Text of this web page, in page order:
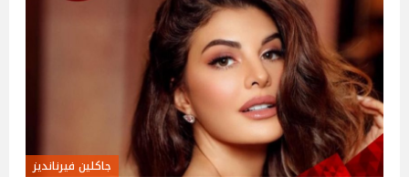
جاكلين فيرنانديز